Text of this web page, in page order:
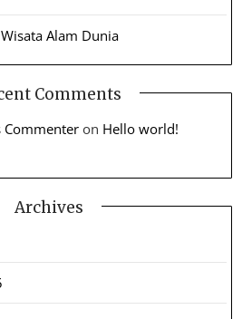
Alam Dunia
Comments
Commenter on Hello world!
Archives